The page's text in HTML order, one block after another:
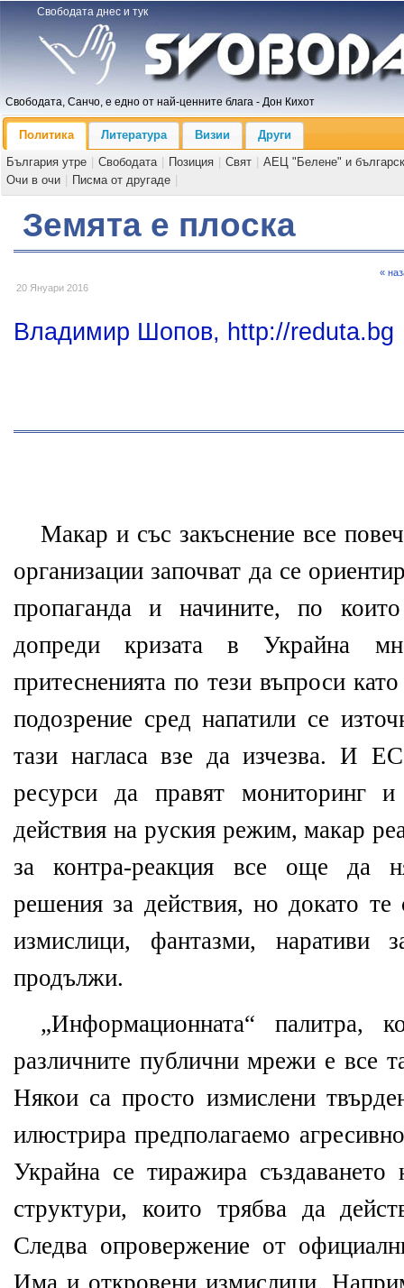
Свободата днес и тук
Свободата, Санчо, е едно от най-ценните блага - Дон Кихот
Политика Литература Визии
Други
България утре
Свободата Позиция Свят
АЕЦ "Белене" и
Очи в очи
Писма от другаде
Земята е плоска
20 Януари 2016
«
Владимир Шопов, http://reduta.bg
Макар и със закъснение все
организации започват да се
пропаганда и начините, по
допреди кризата в Украйна
притесненията по тези въпроси
подозрение сред напатили се
тази нагласа взе да изчезва. И
ресурси да правят мониторинг
действия на руския режим, макар
за контра-реакция все още да
решения за действия, но докато те
измислици, фантазми, наративи
продължи.
„Информационната“ палитра,
различните публични мрежи е все
Някои са просто измислени
илюстрира предполагаемо
Украйна се тиражира създаването
структури, които трябва да
Следва опровержение от
Има и откровени измислици.